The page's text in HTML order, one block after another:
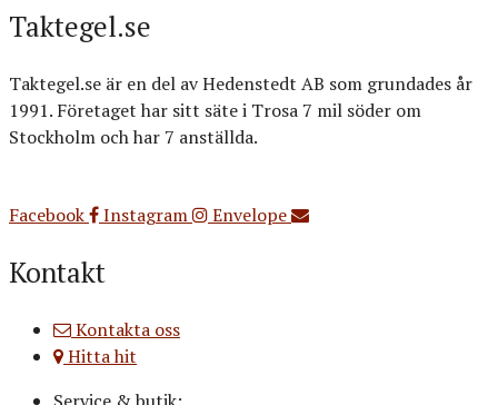
Taktegel.se
Taktegel.se är en del av Hedenstedt AB som grundades år
1991. Företaget har sitt säte i Trosa 7 mil söder om
Stockholm och har 7 anställda.
Facebook
Instagram Envelope
Kontakt
Kontakta oss
Hitta hit